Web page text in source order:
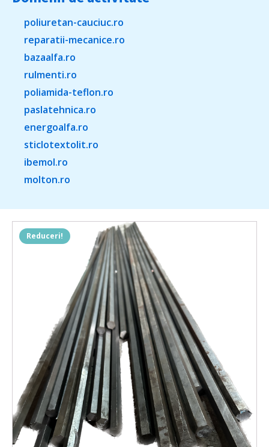
poliuretan-cauciuc.ro
reparatii-mecanice.ro
bazaalfa.ro
rulmenti.ro
poliamida-teflon.ro
paslatehnica.ro
energoalfa.ro
sticlotextolit.ro
ibemol.ro
molton.ro
Reduceri!